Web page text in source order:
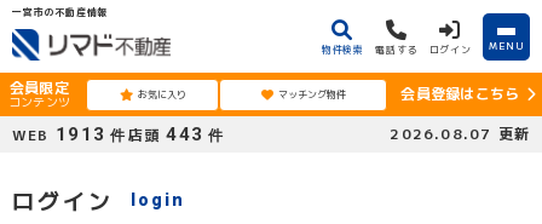
一宮市の不動産情報
物件検索 電話する ログイン MENU
会員限定
コンテンツ お気に入り マッチング物件
会員登録はこちら
WEB 1913 件 店頭 443 件 2026.08.07 更新
ログイン login